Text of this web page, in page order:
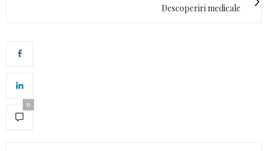
Descoperiri medicale
0